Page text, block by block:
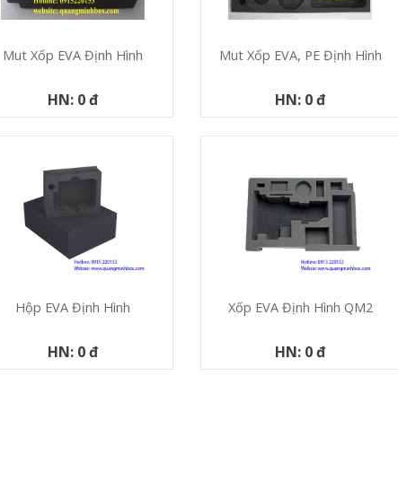
Mut Xốp EVA Định Hình
HN: 0 đ
Mut Xốp EVA, PE Định Hình
HN: 0 đ
Hộp EVA Định Hình
HN: 0 đ
Xốp EVA Định Hình QM2
HN: 0 đ